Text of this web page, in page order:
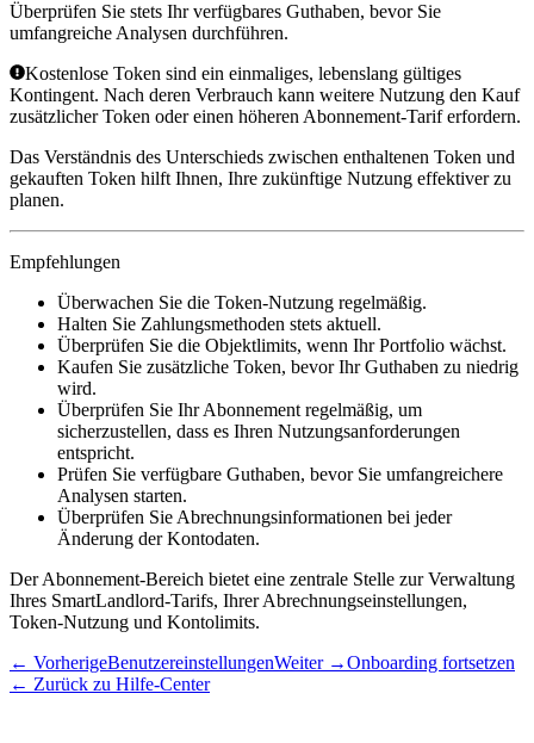
Überprüfen Sie stets Ihr verfügbares Guthaben, bevor Sie
umfangreiche Analysen durchführen.
Kostenlose Token sind ein einmaliges, lebenslang gültiges
Kontingent. Nach deren Verbrauch kann weitere Nutzung den Kauf
zusätzlicher Token oder einen höheren Abonnement-Tarif erfordern.
Das Verständnis des Unterschieds zwischen enthaltenen Token und
gekauften Token hilft Ihnen, Ihre zukünftige Nutzung effektiver zu
planen.
Empfehlungen
Überwachen Sie die Token-Nutzung regelmäßig.
Halten Sie Zahlungsmethoden stets aktuell.
Überprüfen Sie die Objektlimits, wenn Ihr Portfolio wächst.
Kaufen Sie zusätzliche Token, bevor Ihr Guthaben zu niedrig
wird.
Überprüfen Sie Ihr Abonnement regelmäßig, um
sicherzustellen, dass es Ihren Nutzungsanforderungen
entspricht.
Prüfen Sie verfügbare Guthaben, bevor Sie umfangreichere
Analysen starten.
Überprüfen Sie Abrechnungsinformationen bei jeder
Änderung der Kontodaten.
Der Abonnement-Bereich bietet eine zentrale Stelle zur Verwaltung
Ihres SmartLandlord-Tarifs, Ihrer Abrechnungseinstellungen,
Token-Nutzung und Kontolimits.
← VorherigeBenutzereinstellungenWeiter→Onboarding fortsetzen
← Zurück zu Hilfe-Center